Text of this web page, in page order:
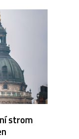
strom